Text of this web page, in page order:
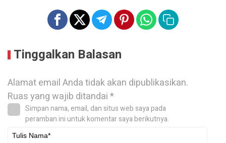
Tinggalkan Balasan
Alamat email Anda tidak akan dipublikasikan.
Ruas yang wajib ditandai*
Simpan nama, email, dan situs web saya pada
peramban ini untuk komentar saya berikutnya.